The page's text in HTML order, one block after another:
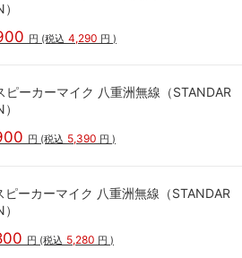
円 (税込 4,290 円 )
ピーカーマイク 八重洲無線（STANDAR
円 (税込 5,390 円 )
ピーカーマイク 八重洲無線（STANDAR
円 (税込 5,280 円 )